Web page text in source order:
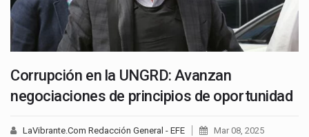
Corrupción en la UNGRD: Avanzan
negociaciones de principios de oportunidad
LaVibrante.Com Redacción General - EFE Mar 08, 2025